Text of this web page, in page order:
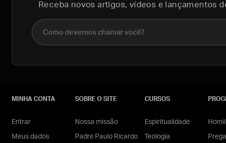
Receba novos artigos, vídeos e lançamentos
Nome completo
MINHA CONTA
Entrar
Meus dados
SOBRE O SITE
Nossa missão
Padre Paulo Ricardo
CURSOS
Espiritualidade
Teologia